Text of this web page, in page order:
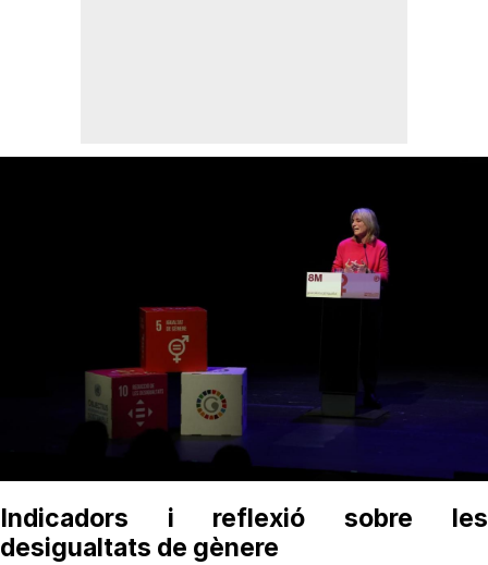
Indicadors i reflexió sobre les
desigualtats de gènere